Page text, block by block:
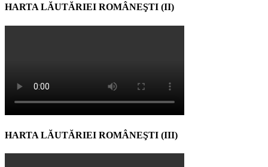
HARTA LĂUTĂRIEI ROMÂNEŞTI (II)
HARTA LĂUTĂRIEI ROMÂNEŞTI (III)